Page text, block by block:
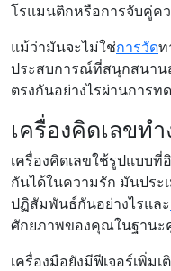
โรแมนติกหรือการจับคู่ค
แม้ว่ามันจะไม่ใช่การวัดท
ประสบการณ์ที่สนุกสนาน
ตรงกันอย่างไรผ่านการ
เครื่องคิดเลขท
เครื่องคิดเลขใช้รูปแบบที่
กันได้ในความรัก มันประ
ปฏิสัมพันธ์กันอย่างไรและ
ศักยภาพของคุณในฐานะ
เครื่องมือยังมีฟีเจอร์เพิ่